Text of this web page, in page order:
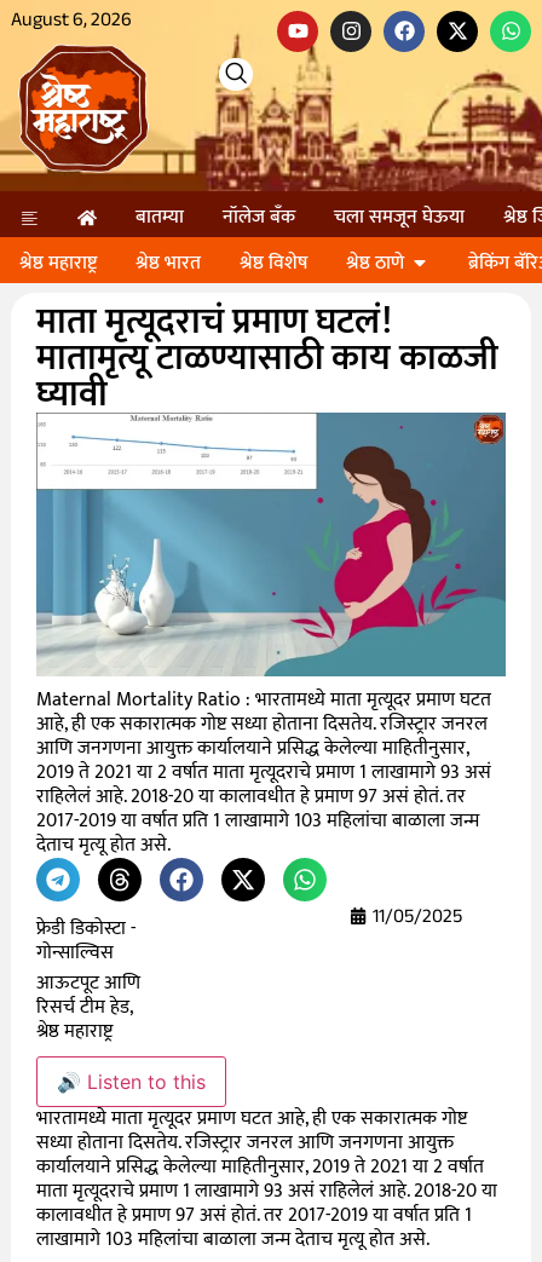
August 6, 2026
बातम्या नॉलेज बॅंक चला समजून घेऊया
श्रेष्ठ
श्रेष्ठ महाराष्ट्र
श्रेष्ठ भारत श्रेष्ठ विशेष श्रेष्ठ ठाणे ब्रेकिंग
माता मृत्यूदराचं प्रमाण घटलं!
मातामृत्यू टाळण्यासाठी काय काळजी
घ्यावी
Maternal Mortality Ratio : भारतामध्ये माता मृत्यूदर प्रमाण घटत
आहे, ही एक सकारात्मक गोष्ट सध्या होताना दिसतेय. रजिस्ट्रार जनरल
आणि जनगणना आयुक्त कार्यालयाने प्रसिद्ध केलेल्या माहितीनुसार,
2019 ते 2021 या 2 वर्षात माता मृत्यूदराचे प्रमाण 1 लाखामागे 93 असं
राहिलेलं आहे. 2018-20 या कालावधीत हे प्रमाण 97 असं होतं. तर
2017-2019 या वर्षात प्रति 1 लाखामागे 103 महिलांचा बाळाला जन्म
देताच मृत्यू होत असे.
फ्रेडी डिकोस्टा -
गोन्साल्विस
आऊटपूट आणि
रिसर्च टीम हेड,
श्रेष्ठ महाराष्ट्र
11/05/2025
🔊 Listen to this
भारतामध्ये माता मृत्यूदर प्रमाण घटत आहे, ही एक सकारात्मक गोष्ट
सध्या होताना दिसतेय.रजिस्ट्रार जनरल आणि जनगणना आयुक्त
कार्यालयाने प्रसिद्ध केलेल्या माहितीनुसार, 2019 ते 2021 या 2 वर्षात
माता मृत्यूदराचे प्रमाण 1 लाखामागे 93 असं राहिलेलं आहे. 2018-20 या
कालावधीत हे प्रमाण 97 असं होतं. तर 2017-2019 या वर्षात प्रति 1
लाखामागे 103 महिलांचा बाळाला जन्म देताच मृत्यू होत असे.